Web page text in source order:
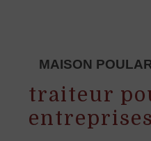
MAISON
traiteur